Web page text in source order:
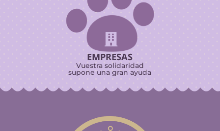

EMPRESAS
Vuestra solidaridad
supone una gran ayuda